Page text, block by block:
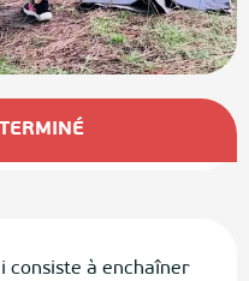
consiste à enchaîner